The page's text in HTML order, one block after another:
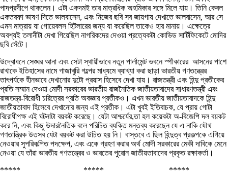
পাদপ্রদীপে থাকলেন। এটা একদমই তার মাত্রধিক অহমিকার সঙ্গে মিলে যায়। তিনি কেবল
একতরফা ভাষণ দিতে ভালবাসেন, এবং নিজের ছবি সব জায়গায় দেখাতে ভালবাসেন, আর সে
এমন মাত্রায় যা গোয়েবলস হিটলারের জন্য যা করেছিল তাকেও হার মানায়। এক্ষেত্রে
অবশ্যই তলানীটা দেখা গিয়েছিল নাগরিকদের দেওয়া প্রত্যেকটা কোভিড সার্টিফিকেটে মোদির
ছবি সেঁটে।
উদ্বোধনে সেঙ্ঘর আনা এবং সেটা স্থায়ীভাবে নতুন পার্লামেন্ট ভবনে স্পীকারের আসনের পাশে
রাখাকে ইতিহাসের নামে গাজাখুরি গল্পের মাধ্যমে ব্যাখ্যা করা ছাড়া ভারতীয় গণতন্ত্রের
তাৎপর্যকে হীনভাবে দেখানোর দুটো প্রয়াস হিসেবে দেখা যায়। রাজতন্ত্রী এবং হিন্দু প্রতীকের
প্রতি সম্মান দেওয়া মোদী সরকারের ভারতীয় রাজনৈতিক জাতীয়তাবাদের সাধারণতন্ত্রী এবং
রাজতন্ত্র-বিরোধী চরিত্রের প্রতি অবজ্ঞার প্রতীকও। এখন ভারতীয় জাতীয়তাবাদকে হিন্দু
জাতীয়তাবাদ হিসেবে দেখানোর জন্য এই প্রতীক। এটা খুবই ইতিবাচক, যে প্রায় গোটা
বিরোধীপক্ষ এই ঘটনাটা বয়কট করেছে। যেটা আশ্চর্যের,তা হল কয়েকটা অ-বিজেপি দল বয়কট
করে নি, এবং কিছু উদারনৈতিক বলে পরিচিত ব্যক্তি মন্তব্য করেছেন যে এ নাকি যৌথ
গণতান্ত্রিক উতসব যেটা বয়কট করা উচিত হয় নি। বাস্তবে এ ছিল হিন্দুত্ব প্রকল্পকে এগিয়ে
নেওয়ার সুপরিকল্পিত পদক্ষেপ, এবং একে গ্রহণ করার অর্থ মোদী সরকারের মেকী দাবিকে মেনে
নেওয়া যে তাঁরা ভারতীয় গণতন্ত্রের ও ভারতের পুরোন জাতীয়তাবাদের প্রকৃত রক্ষাকর্তা।
***** ***** *****